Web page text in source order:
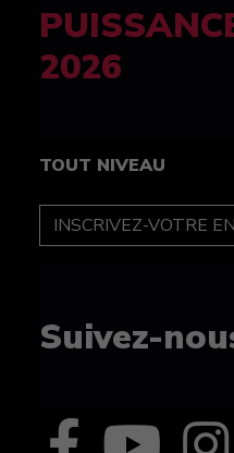
FELINE
féminine
TOUT NIVEAU
INSCRIPTION
Suivez-